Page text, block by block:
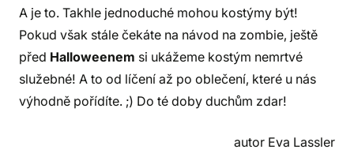
A je to. Takhle jednoduché mohou kostýmy být!
Pokud však stále čekáte na návod na zombie, ještě
před Halloweenem si ukážeme kostým nemrtvé
služebné! A to od líčení až po oblečení, které u nás
výhodně pořídíte. ;) Do té doby duchům zdar!
autor Eva Lassler